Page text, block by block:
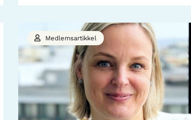
Medlemsartikkel